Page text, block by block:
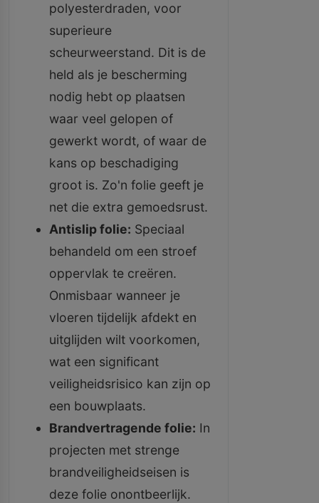
polyesterdraden, voor
superieure
scheurweerstand. Dit is de
held als je bescherming
nodig hebt op plaatsen
waar veel gelopen of
gewerkt wordt, of waar de
kans op beschadiging
groot is. Zo'n folie geeft je
net die extra gemoedsrust.
Antislip folie: Speciaal
behandeld om een stroef
oppervlak te creëren.
Onmisbaar wanneer je
vloeren tijdelijk afdekt en
uitglijden wilt voorkomen,
wat een significant
veiligheidsrisico kan zijn op
een bouwplaats.
Brandvertragende folie: In
projecten met strenge
brandveiligheidseisen is
deze folie onontbeerlijk.